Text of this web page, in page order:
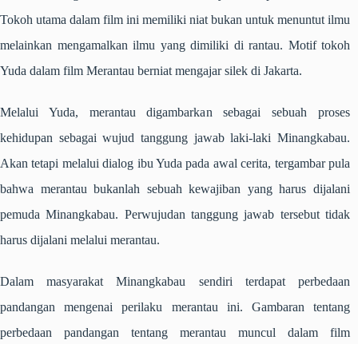
Tokoh utama dalam film ini memiliki niat bukan untuk menuntut ilmu
melainkan mengamalkan ilmu yang dimiliki di rantau. Motif tokoh
Yuda dalam film Merantau berniat mengajarsilek di Jakarta.
Melalui Yuda, merantau digambarkan sebagai sebuah proses
kehidupan sebagai wujud tanggung jawab laki-laki Minangkabau.
Akan tetapi melalui dialog ibu Yuda pada awal cerita, tergambar pula
bahwa merantau bukanlah sebuah kewajiban yang harus dijalani
pemuda Minangkabau. Perwujudan tanggung jawab tersebut tidak
harus dijalani melalui merantau.
Dalam masyarakat Minangkabau sendiri terdapat perbedaan
pandangan mengenai perilaku merantau ini. Gambaran tentang
perbedaan pandangan tentang merantau muncul dalam film